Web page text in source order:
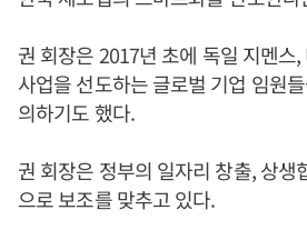
권 회장은 2017년 초에 독일 지멘스
사업을 선도하는 글로벌 기업 임원
의하기도 했다.
권 회장은 정부의 일자리 창출, 상생
으로 보조를 맞추고 있다.